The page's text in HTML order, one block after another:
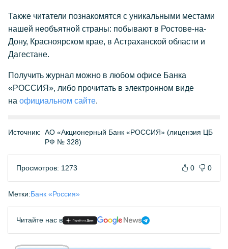
Также читатели познакомятся с уникальными местами
нашей необъятной страны: побывают в Ростове-на-
Дону, Красноярском крае, в Астраханской области и
Дагестане.
Получить журнал можно в любом офисе Банка
«РОССИЯ», либо прочитать в электронном виде
на официальном сайте.
Источник: АО «Акционерный Банк «РОССИЯ» (лицензия ЦБ
РФ № 328)
Просмотров: 1273 0 0
Метки:Банк «Россия»
Читайте нас в